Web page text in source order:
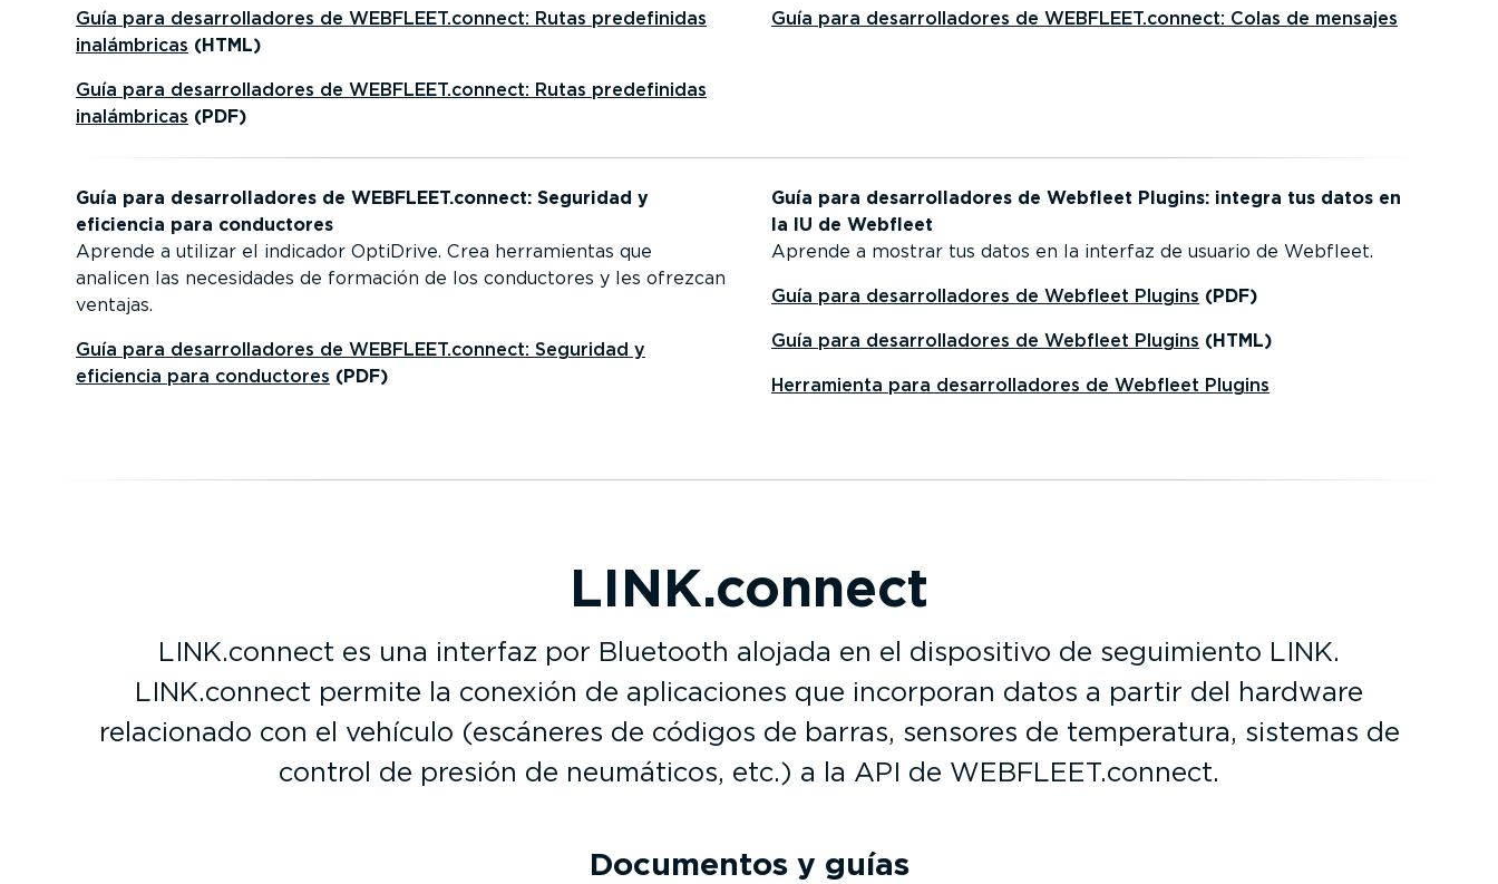
Guía para desarro­lla­dores de WEBFLEET.connect: Rutas prede­fi­nidas
inalám­bricas (HTML)
Guía para desarro­lla­dores de WEBFLEET.connect: Rutas prede­fi­nidas
inalám­bricas (PDF)
Guía para desarro­lla­dores de WEBFLEET.connect: Colas de mensajes
Guía para desarro­lla­dores de WEBFLEET.connect: Seguridad y
eficiencia para conductores
Aprende a utilizar el indicador OptiDrive. Crea herra­mientas que
analicen las necesidades de formación de los conductores y les ofrezcan
ventajas.
Guía para desarro­lla­dores de WEBFLEET.connect: Seguridad y
eficiencia para conductores (PDF)
Guía para desarro­lla­dores de Webfleet Plugins: integra tus datos en
la IU de Webfleet
Aprende a mostrar tus datos en la interfaz de usuario de Webfleet.
Guía para desarro­lla­dores de Webfleet Plugins (PDF)
Guía para desarro­lla­dores de Webfleet Plugins (HTML)
Herramienta para desarro­lla­dores de Webfleet Plugins
LINK.connect
LINK.connect es una interfaz por Bluetooth alojada en el dispositivo de seguimiento LINK.
LINK.connect permite la conexión de aplica­ciones que incorporan datos a partir del hardware
relacionado con el vehículo (escáneres de códigos de barras, sensores de temperatura, sistemas de
control de presión de neumáticos, etc.) a la API de WEBFLEET.connect.
Documentos y guías